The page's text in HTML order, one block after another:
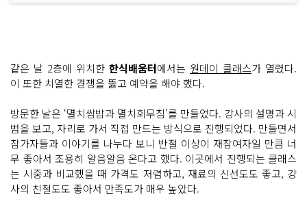
같은 날 2층에 위치한 한식배움터에서는 원데이 클래스가 열렸다.
이 또한 치열한 경쟁을 뚫고 예약을 해야 했다.
방문한 날은 ‘멸치쌈밥과 멸치회무침’를 만들었다. 강사의 설명과 시
범을 보고, 자리로 가서 직접 만드는 방식으로 진행되었다. 만들면서
참가자들과 이야기를 나누다 보니 반절 이상이 재참여자일 만큼 너
무 좋아서 조용히 알음알음 온다고 했다. 이곳에서 진행되는 클래스
는 시중과 비교했을 때 가격도 저렴하고, 재료의 신선도도 좋고, 강
사의 친절도도 좋아서 만족도가 매우 높았다.